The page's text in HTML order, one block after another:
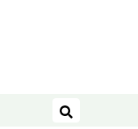
Tìm kiếm